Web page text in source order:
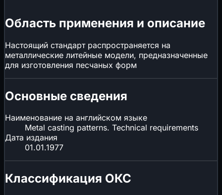
Область применения и описание
Настоящий стандарт распространяется на
металлические литейные модели, предназначенные
для изготовления песчаных форм
Основные сведения
Наименование на английском языке
Metal casting patterns. Technical requirements
Дата издания
01.01.1977
Классификация ОКС